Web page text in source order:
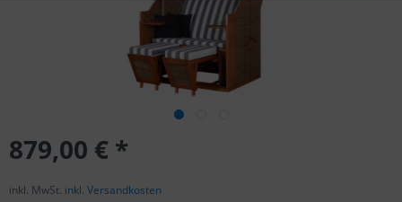
879,00 € *
inkl. MwSt. inkl. Versandkosten